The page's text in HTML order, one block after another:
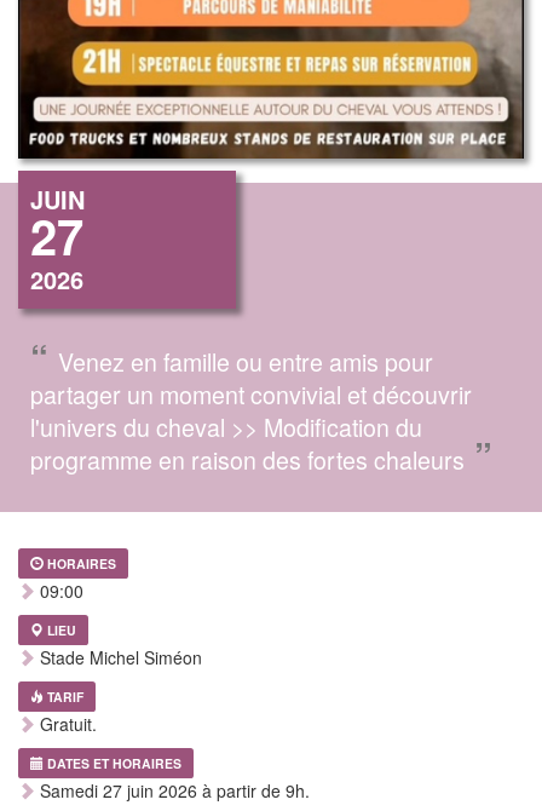
JUIN
27
2026
“ Venez en famille ou entre amis pour
partager un moment convivial et découvrir
l'univers du cheval >> Modification du
programme en raison des fortes chaleurs ”
HORAIRES
09:00
LIEU
Stade Michel Siméon
TARIF
Gratuit.
DATES ET HORAIRES
Samedi 27 juin 2026 à partir de 9h.